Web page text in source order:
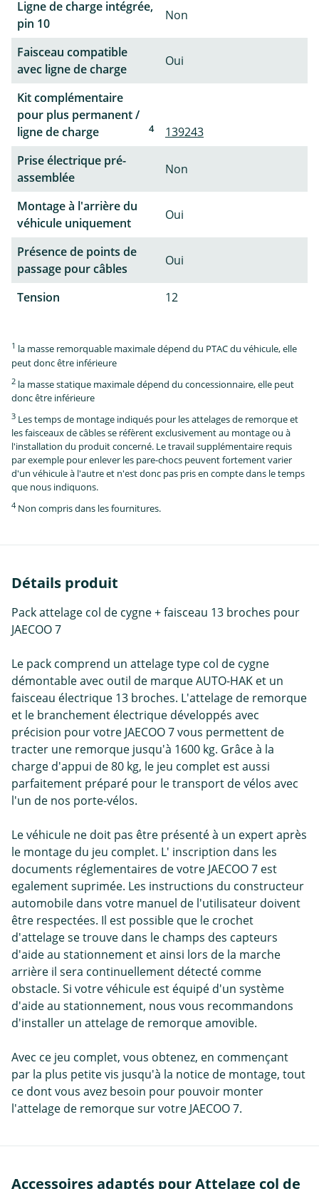
Ligne de charge intégrée,
pin 10
Non
Faisceau compatible
avec ligne de charge
Oui
Kit complémentaire
pour plus permanent /
ligne de charge
4
139243
Prise électrique pré-
assemblée
Non
Montage à l'arrière du
véhicule uniquement
Oui
Présence de points de
passage pour câbles
Oui
Tension 12
1 la masse remorquable maximale dépend du PTAC du véhicule, elle
peut donc être inférieure
2 la masse statique maximale dépend du concessionnaire, elle peut
donc être inférieure
3 Les temps de montage indiqués pour les attelages de remorque et
les faisceaux de câbles se réfèrent exclusivement au montage ou à
l'installation du produit concerné. Le travail supplémentaire requis
par exemple pour enlever les pare-chocs peuvent fortement varier
d'un véhicule à l'autre et n'est donc pas pris en compte dans le temps
que nous indiquons.
4 Non compris dans les fournitures.
Détails produit
Pack attelage col de cygne + faisceau 13 broches pour
JAECOO 7
Le pack comprend un attelage type col de cygne
démontable avec outil de marque AUTO-HAK et un
faisceau électrique 13 broches. L'attelage de remorque
et le branchement électrique développés avec
précision pour votre JAECOO 7 vous permettent de
tracter une remorque jusqu'à 1600 kg. Grâce à la
charge d'appui de 80 kg, le jeu complet est aussi
parfaitement préparé pour le transport de vélos avec
l'un de nos porte-vélos.
Le véhicule ne doit pas être présenté à un expert après
le montage du jeu complet. L' inscription dans les
documents réglementaires de votre JAECOO 7 est
egalement suprimée. Les instructions du constructeur
automobile dans votre manuel de l'utilisateur doivent
être respectées. Il est possible que le crochet
d'attelage se trouve dans le champs des capteurs
d'aide au stationnement et ainsi lors de la marche
arrière il sera continuellement détecté comme
obstacle. Si votre véhicule est équipé d'un système
d'aide au stationnement, nous vous recommandons
d'installer un attelage de remorque amovible.
Avec ce jeu complet, vous obtenez, en commençant
par la plus petite vis jusqu'à la notice de montage, tout
ce dont vous avez besoin pour pouvoir monter
l'attelage de remorque sur votre JAECOO 7.
Accessoires adaptés pour Attelage col de